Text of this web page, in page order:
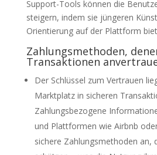
Support-Tools können die
steigern, indem sie jüngeren
Orientierung auf der Plattform
Zahlungsmethoden,
Transaktionen
Der Schlüssel zum Vertrauen
Marktplatz in sicheren
Zahlungsbezogene
und Plattformen wie Airbnb
sichere Zahlungsmethoden an,